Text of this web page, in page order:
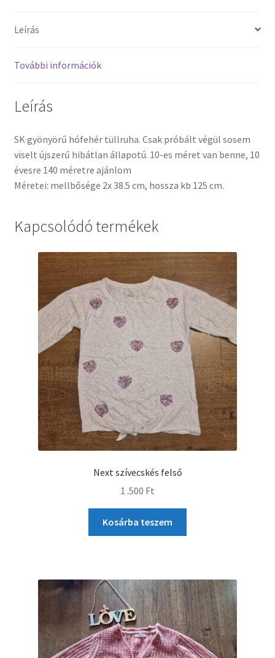
Leírás
További információk
Leírás
SK gyönyörű hófehér tüllruha. Csak próbált végül sosem
viselt újszerű hibátlan állapotú. 10-es méret van benne, 10
évesre 140 méretre ajánlom
Méretei: mellbősége 2x 38.5 cm, hossza kb 125 cm.
Kapcsolódó termékek
Next szívecskés felső
1 .500 Ft
Kosárba teszem